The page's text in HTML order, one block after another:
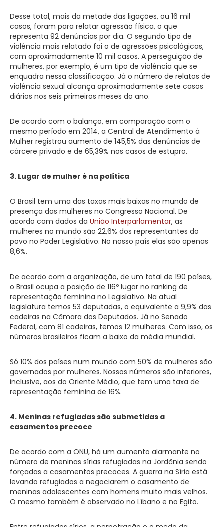
Desse total, mais da metade das ligações, ou 16 mil
casos, foram para relatar agressão física, o que
representa 92 denúncias por dia. O segundo tipo de
violência mais relatado foi o de agressões psicológicas,
com aproximadamente 10 mil casos. A perseguição de
mulheres, por exemplo, é um tipo de violência que se
enquadra nessa classificação. Já o número de relatos de
violência sexual alcança aproximadamente sete casos
diários nos seis primeiros meses do ano.
De acordo com o balanço, em comparação com o
mesmo período em 2014, a Central de Atendimento à
Mulher registrou aumento de 145,5% das denúncias de
cárcere privado e de 65,39% nos casos de estupro.
3. Lugar de mulher é na política
O Brasil tem uma das taxas mais baixas no mundo de
presença das mulheres no Congresso Nacional. De
acordo com dados da União Interparlamentar, as
mulheres no mundo são 22,6% dos representantes do
povo no Poder Legislativo. No nosso país elas são apenas
8,6%.
De acordo com a organização, de um total de 190 países,
o Brasil ocupa a posição de 116º lugar no ranking de
representação feminina no Legislativo. Na atual
legislatura temos 53 deputadas, o equivalente a 9,9% das
cadeiras na Câmara dos Deputados. Já no Senado
Federal, com 81 cadeiras, temos 12 mulheres. Com isso, os
números brasileiros ficam a baixo da média mundial.
Só 10% dos países num mundo com 50% de mulheres são
governados por mulheres. Nossos números são inferiores,
inclusive, aos do Oriente Médio, que tem uma taxa de
representação feminina de 16%.
4. Meninas refugiadas são submetidas a
casamentos precoce
De acordo com a ONU, há um aumento alarmante no
número de meninas sírias refugiadas na Jordânia sendo
forçadas a casamentos precoces. A guerra na Síria está
levando refugiados a negociarem o casamento de
meninas adolescentes com homens muito mais velhos.
O mesmo também é observado no Líbano e no Egito.